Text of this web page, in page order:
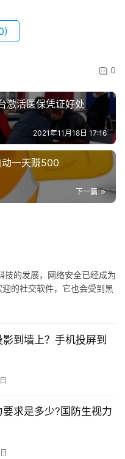
0
激活医保凭证好处
2021年11月18日 17:16
一天赚500
下一篇
技的发展，网络安全已经成为
的社交软件，它也会受到黑
到墙上？手机投屏到
要求是多少?国防生视力